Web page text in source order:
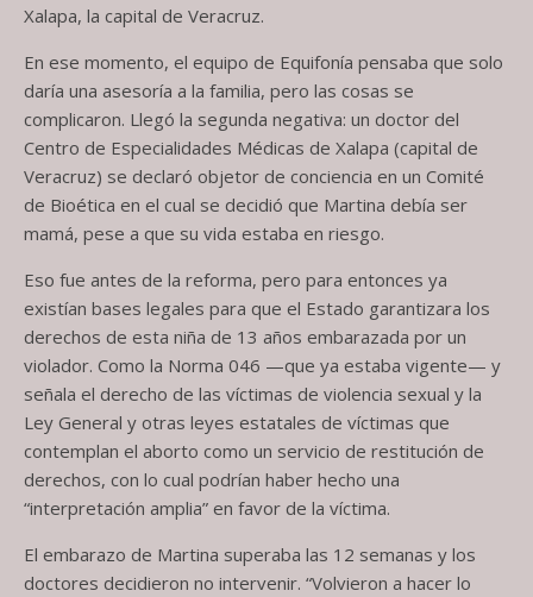
Xalapa, la capital de Veracruz.
En ese momento, el equipo de Equifonía pensaba que solo
daría una asesoría a la familia, pero las cosas se
complicaron. Llegó la segunda negativa: un doctor del
Centro de Especialidades Médicas de Xalapa (capital de
Veracruz) se declaró objetor de conciencia en un Comité
de Bioética en el cual se decidió que Martina debía ser
mamá, pese a que su vida estaba en riesgo.
Eso fue antes de la reforma, pero para entonces ya
existían bases legales para que el Estado garantizara los
derechos de esta niña de 13 años embarazada por un
violador. Como la Norma 046 —que ya estaba vigente— y
señala el derecho de las víctimas de violencia sexual y la
Ley General y otras leyes estatales de víctimas que
contemplan el aborto como un servicio de restitución de
derechos, con lo cual podrían haber hecho una
“interpretación amplia” en favor de la víctima.
El embarazo de Martina superaba las 12 semanas y los
doctores decidieron no intervenir. “Volvieron a hacer lo